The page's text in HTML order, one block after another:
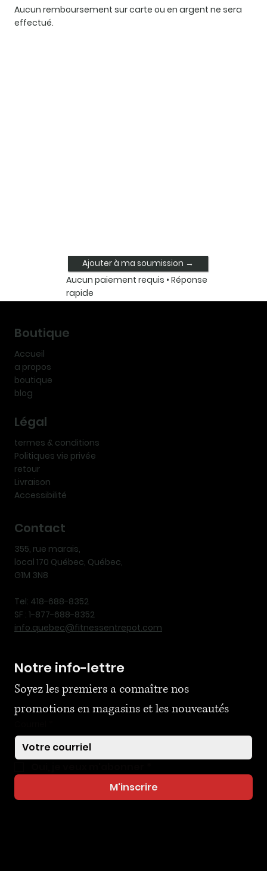
Aucun remboursement sur carte ou en argent ne sera
effectué.
Ajouter à ma soumission →
Aucun paiement requis • Réponse
rapide
Boutique
Accueil
a propos
boutique
blog
Légal
termes & conditions
Politiques vie privée
retour
Livraison
Accessibilité
Contact
355, rue marais,
local 170 Québec, Québec,
G1M 3N8
Tel: 418-688-8352
SF : 1-877-688-8352
info.quebec@fitnessentrepot.com
Notre info-lettre
Soyez les premiers a connaître nos
promotions en magasins et les nouveautés
M'inscrire